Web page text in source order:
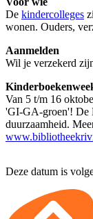
De kindercolleges
wonen. Ouders,
Aanmelden
Wil je verzekerd
Van 5 t/m 16
'GI-GA-groen'! De
duurzaamheid.
Deze datum is